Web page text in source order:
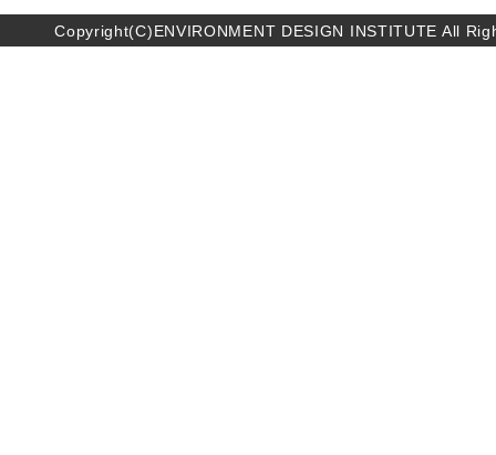
Copyright(C)ENVIRONMENT DESIGN INSTITUTE All